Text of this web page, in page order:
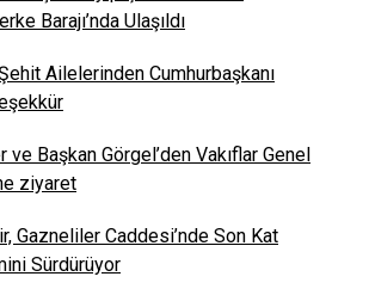
Barajı’nda Ulaşıldı
Ailelerinden Cumhurbaşkanı
ve Başkan Görgel’den Vakıflar Genel
ziyaret
Gazneliler Caddesi’nde Son Kat
Sürdürüyor